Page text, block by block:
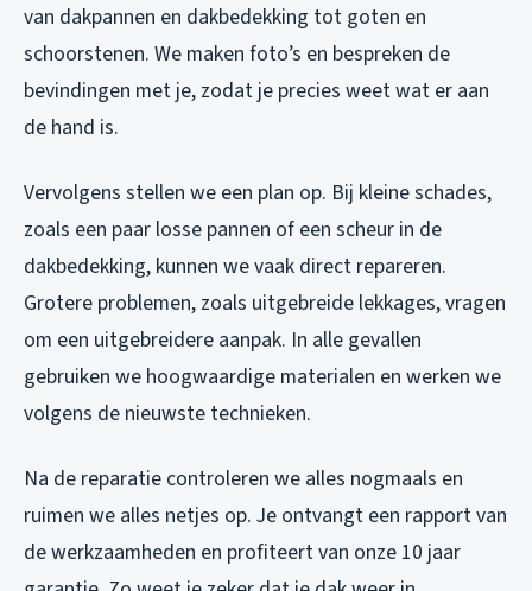
van dakpannen en dakbedekking tot goten en
schoorstenen. We maken foto’s en bespreken de
bevindingen met je, zodat je precies weet wat er aan
de hand is.
Vervolgens stellen we een plan op. Bij kleine schades,
zoals een paar losse pannen of een scheur in de
dakbedekking, kunnen we vaak direct repareren.
Grotere problemen, zoals uitgebreide lekkages, vragen
om een uitgebreidere aanpak. In alle gevallen
gebruiken we hoogwaardige materialen en werken we
volgens de nieuwste technieken.
Na de reparatie controleren we alles nogmaals en
ruimen we alles netjes op. Je ontvangt een rapport van
de werkzaamheden en profiteert van onze 10 jaar